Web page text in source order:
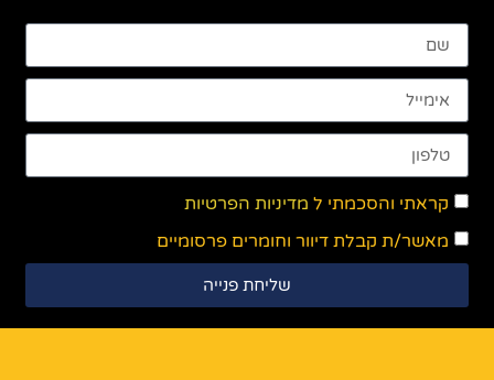
קראתי והסכמתי ל מדיניות הפרטיות
מאשר/ת קבלת דיוור וחומרים פרסומיים
שליחת פנייה